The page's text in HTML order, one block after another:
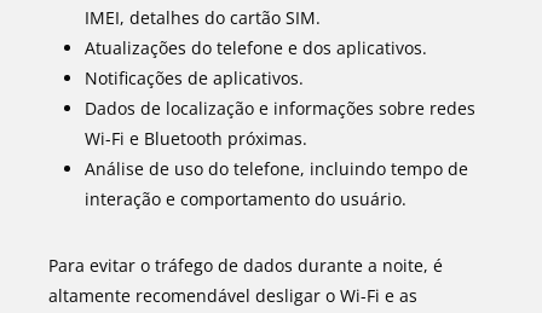
IMEI, detalhes do cartão SIM.
Atualizações do telefone e dos aplicativos.
Notificações de aplicativos.
Dados de localização e informações sobre redes
Wi-Fi e Bluetooth próximas.
Análise de uso do telefone, incluindo tempo de
interação e comportamento do usuário.
Para evitar o tráfego de dados durante a noite, é
altamente recomendável desligar o Wi-Fi e as